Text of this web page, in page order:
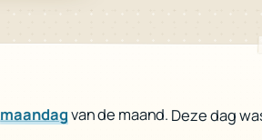
maandagvan de maand. Deze dag